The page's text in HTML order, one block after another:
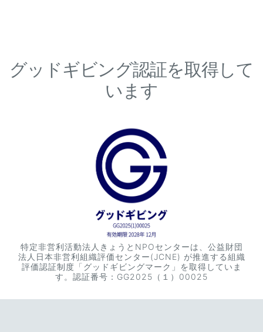
グッドギビング認証を取得して
います
特定非営利活動法人きょうとNPOセンターは、公益財団
法人日本非営利組織評価センター(JCNE) が推進する組織
評価認証制度「グッドギビングマーク」を取得していま
す。認証番号：GG2025（１）00025